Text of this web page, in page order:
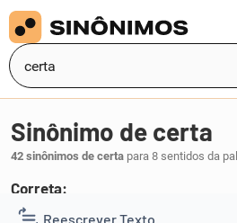
Reescrever Texto
Sinônimo de certa
42 sinônimos de certa para 8 sentidos da
Correta: